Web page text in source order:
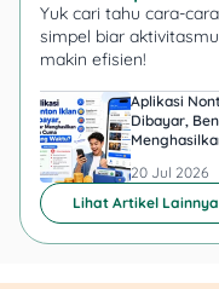
Nggak ada yang
stres dan jadipanic
buying/selling,
kalau lagi musim
harga.
?Punya Tujuan
Keuangan yang
Yuk cari tahu cara-cara
simpel biar aktivitasmu
makin efisien!
Aplikasi
Dibayar,
20 Jul 2026
Lihat Artikel Lainnya